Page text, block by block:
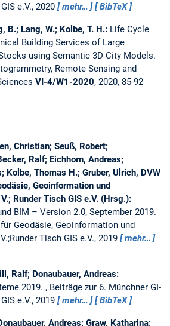
e.V., 2020
mehr… BibTeX
B.; Lang, W.; Kolbe, T. H.: Life Cycle
Building Services of Large
using Semantic 3D City Models.
Remote Sensing and
VI-4/W1-2020, 2020, 85-92
Christian; Seuß, Robert;
Ralf; Eichhorn, Andreas;
Kolbe, Thomas H.; Gruber, Ulrich, DVW
Geoinformation und
Runder Tisch GIS e.V. (Hrsg.):
BIM – Version 2.0, September 2019.
Geodäsie, Geoinformation und
Tisch GIS e.V., 2019
mehr…
Ralf; Donaubauer, Andreas:
2019. , Beiträge zur 6. Münchner GI-
e.V., 2019
mehr… BibTeX
Andreas; Graw, Katharina;